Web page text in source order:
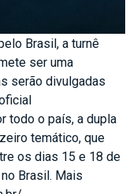
Brasil, a turnê
ser uma
serão divulgadas
todo o país, a dupla
temático, que
os dias 15 e 18 de
Brasil. Mais